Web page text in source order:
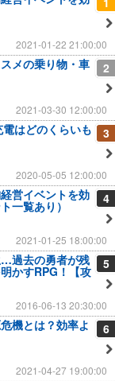
2021-01-22 21:00:00
2
メの乗り物・車
2021-03-30 12:00:00
3
はどのくらいも
2020-05-05 12:00:00
4
営イベントを効
一覧あり）
2021-01-25 18:00:00
5
…過去の勇者が残
かすRPG！【攻
2016-06-13 20:30:00
6
機とは？効率よ
2021-04-27 19:00:00